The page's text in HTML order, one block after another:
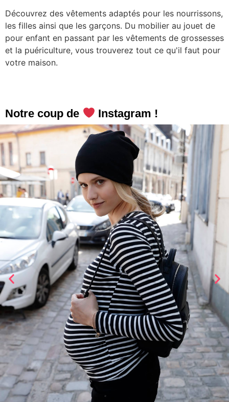
Découvrez des vêtements adaptés pour les nourrissons,
les filles ainsi que les garçons. Du mobilier au jouet de
pour enfant en passant par les vêtements de grossesses
et la puériculture, vous trouverez tout ce qu'il faut pour
votre maison.
Notre coup de Instagram !